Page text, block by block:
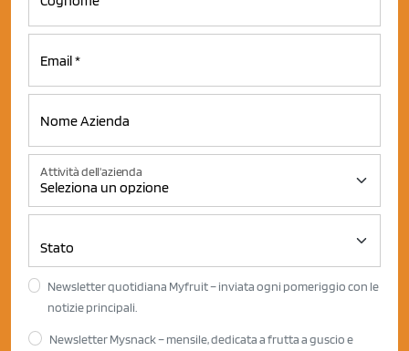
Attività dell'azienda
Newsletter quotidiana Myfruit – inviata ogni pomeriggio con le
notizie principali.
Newsletter Mysnack – mensile, dedicata a frutta a guscio e